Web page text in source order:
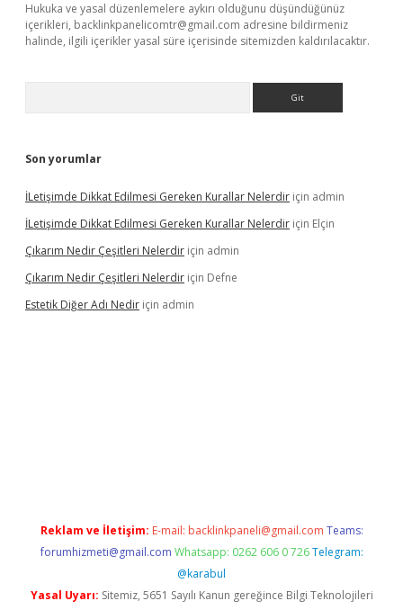
Hukuka ve yasal düzenlemelere aykırı olduğunu düşündüğünüz
içerikleri, backlinkpanelicomtr@gmail.com adresine bildirmeniz
halinde, ilgili içerikler yasal süre içerisinde sitemizden kaldırılacaktır.
Son yorumlar
İLetişimde Dikkat Edilmesi Gereken Kurallar Nelerdir için admin
İLetişimde Dikkat Edilmesi Gereken Kurallar Nelerdir için Elçin
Çıkarım Nedir Çeşitleri Nelerdir için admin
Çıkarım Nedir Çeşitleri Nelerdir için Defne
Estetik Diğer Adı Nedir için admin
Reklam ve İletişim: E-mail: backlinkpaneli@gmail.com Teams:
forumhizmeti@gmail.com Whatsapp: 0262 606 0 726 Telegram:
@karabul
Yasal Uyarı: Sitemiz, 5651 Sayılı Kanun gereğince Bilgi Teknolojileri